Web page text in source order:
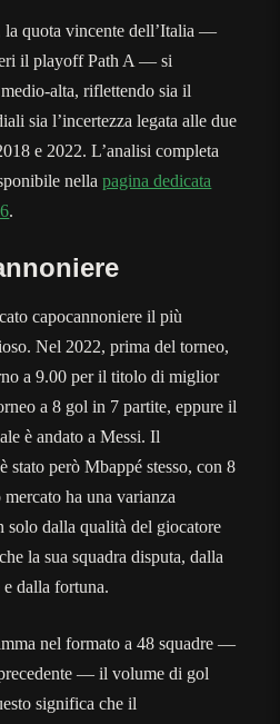
la quota vincente dell’Italia —
il playoff Path A — si
alta, riflettendo sia il
sia l’incertezza legata alle due
e 2022. L’analisi completa
nellapagina dedicata
.
capocannoniere il più
Nel 2022, prima del torneo,
a 9.00 per il titolo di miglior
a 8 gol in 7 partite, eppure il
è andato a Messi. Il
stato però Mbappé stesso, con 8
ha una varianza
solo dalla qualità del giocatore
la sua squadra disputa, dalla
dalla fortuna.
nel formato a 48 squadre —
— il volume di gol
significa che il